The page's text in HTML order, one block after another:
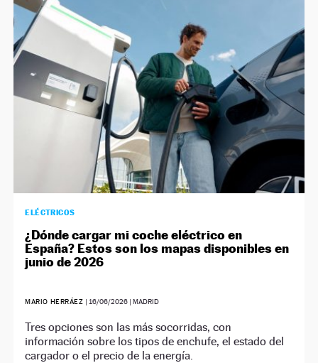
ELÉCTRICOS
¿Dónde cargar mi coche eléctrico en
España? Estos son los mapas disponibles en
junio de 2026
MARIO HERRÁEZ | 16/06/2026| MADRID
Tres opciones son las más socorridas, con
información sobre los tipos de enchufe, el estado del
cargador o el precio de la energía.